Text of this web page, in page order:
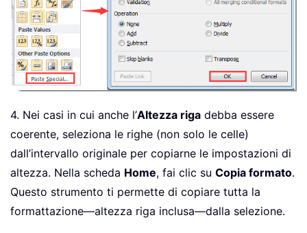
4. Nei casi in cui anche l’Altezza riga debba essere
coerente, seleziona le righe (non solo le celle)
dall’intervallo originale per copiarne le impostazioni di
altezza. Nella scheda Home, fai clic su Copia formato.
Questo strumento ti permette di copiare tutta la
formattazione—altezza riga inclusa—dalla selezione.